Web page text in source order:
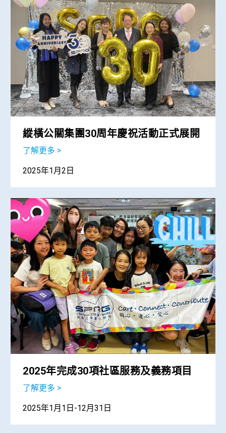
縱橫公關集團30周年慶祝活動正式展開
了解更多 >
2025年1月2日
2025年完成30項社區服務及義務項目
了解更多 >
2025年1月1日-12月31日